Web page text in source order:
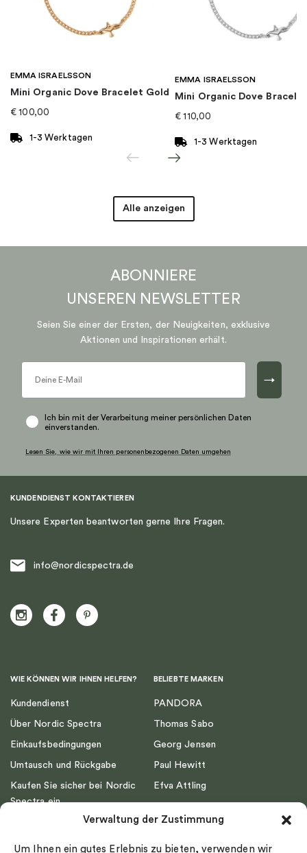
Verwaltung der Zustimmung
Um Ihnen ein gutes Erlebnis zu bieten, verwenden wir
Marke Drakenberg Sjölin
EMMA ISRAELSSON
Mini Organic Dove Bracelet Gold
€ 100,00
1-3 Werktagen
EMMA ISRAELSSON
Mini Organic Dove
€ 110,00
1-3 Werktagen
Alle anzeigen
ABONNIERE
UNSEREN NEWSLETTER
Seien Sie einer der Ersten, der Neuigkeiten, exklusive
Aktionen und Inspirationen erhält.
→
Ich bin mit der Verarbeitung meiner persönlichen Daten
einverstanden.
Lesen Sie, wie wir mit Ihren personenbezogenen Daten umgehen
KUNDENDIENST KONTAKTIEREN
Unsere Experten beantworten gerne Ihre Fragen.
info@nordicspectra.de
WIE KÖNNEN WIR IHNEN HELFEN?
Kundendienst
Über Nordic Spectra
Einkaufsbedingungen
Umtausch und Rückgabe
Kaufen Sie sicher bei Nordic
Spectra ein
Impressum
BELIEBTE MARKEN
PANDORA
Thomas Sabo
Georg Jensen
Paul Hewitt
Efva Attling
Drakenberg Sjölin
Nordic Spectra